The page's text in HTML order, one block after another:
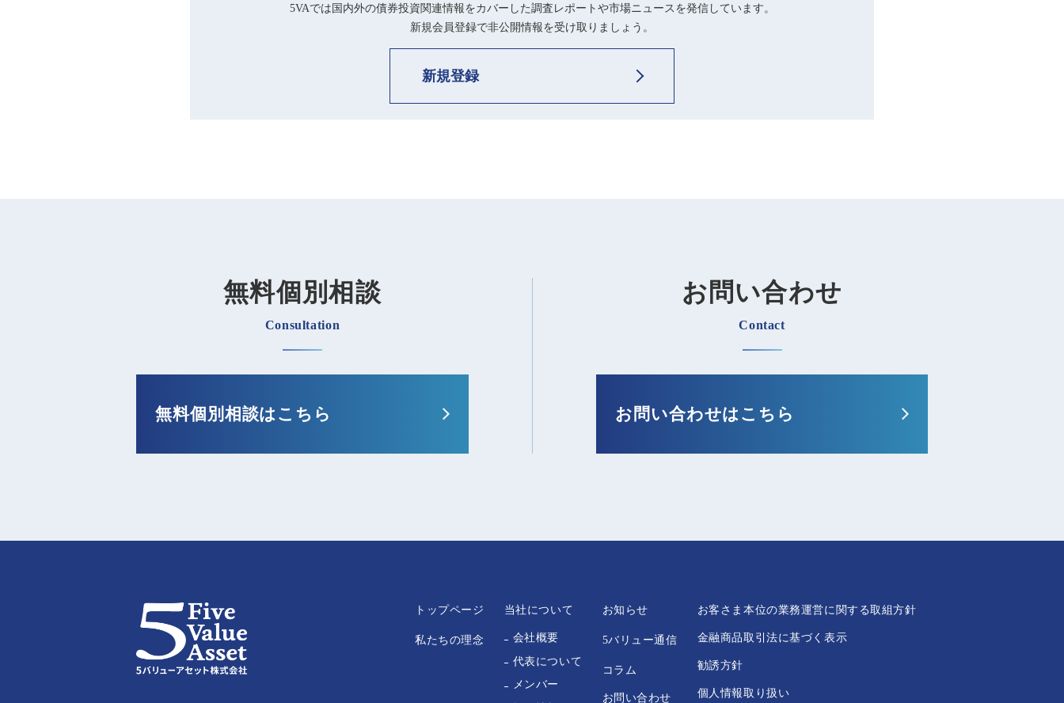
5VAでは国内外の債券投資関連情報をカバーした調査レポートや市場ニュースを発信しています。
新規会員登録で非公開情報を受け取りましょう。
新規登録
無料個別相談
Consultation
無料個別相談はこちら
お問い合わせ
Contact
お問い合わせはこちら
トップページ
私たちの理念
当社について
会社概要
代表について
メンバー
お知らせ
5バリュー通信
コラム
お問い合わせ
お客さま本位の業務運営に関する取組方針
金融商品取引法に基づく表示
勧誘方針
個人情報取り扱い